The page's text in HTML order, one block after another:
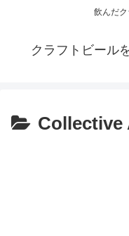
飲んだ
クラフトビール
Collective